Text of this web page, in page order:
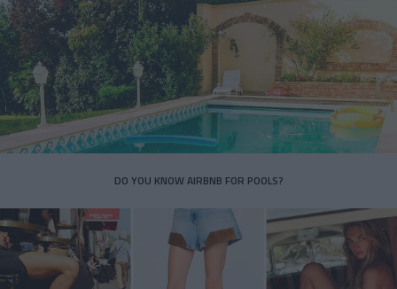
DO YOU KNOW AIRBNB FOR POOLS?